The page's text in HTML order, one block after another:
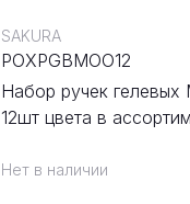
Нет в наличии
Набор ручек гелевых
12шт цвета в
SAKURA
POXPGBMOO12